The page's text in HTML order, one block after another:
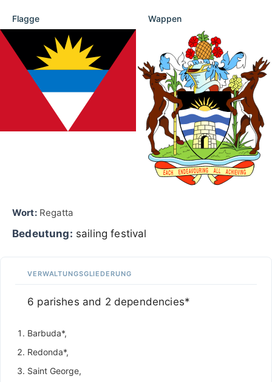
Flagge Wappen
Wort:Regatta
Bedeutung: sailing festival
VERWALTUNGSGLIEDERUNG
6 parishes and 2 dependencies*
Barbuda*,
Redonda*,
Saint George,